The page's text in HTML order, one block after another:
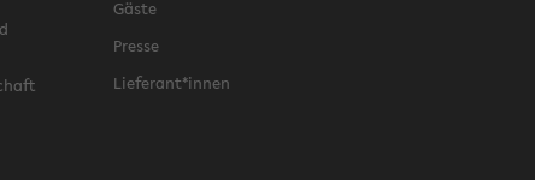
Gäste
Presse
Lieferant*innen